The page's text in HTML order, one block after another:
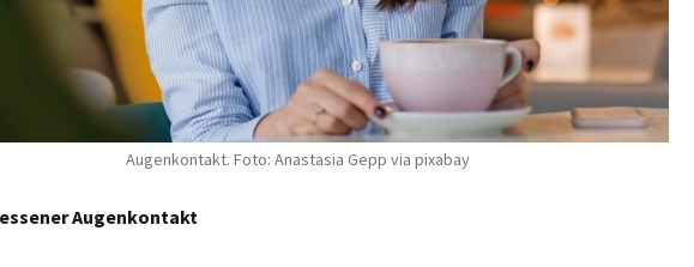
Augenkontakt. Foto: Anastasia Gepp via pixabay
Augenkontakt